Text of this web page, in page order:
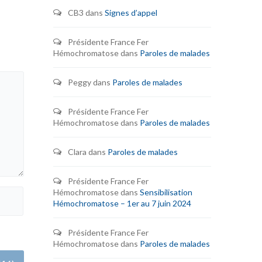
CB3 dans Signes d’appel
Présidente France Fer
Hémochromatosedans Paroles de malades
Peggydans Paroles de malades
Présidente France Fer
Hémochromatosedans Paroles de malades
Clara dans Paroles de malades
Présidente France Fer
Hémochromatosedans Sensibilisation
Hémochromatose – 1er au 7 juin 2024
Présidente France Fer
Hémochromatosedans Paroles de malades